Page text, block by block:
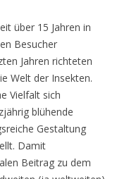
über 15 Jahren in
Besucher
Jahren richteten
Welt der Insekten.
Vielfalt sich
blühende
Gestaltung
Damit
Beitrag zu dem